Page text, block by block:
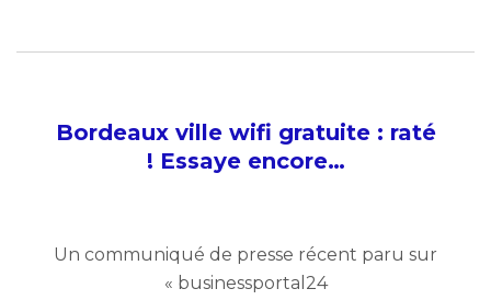
Bordeaux ville wifi gratuite : raté
! Essaye encore…
Un communiqué de presse récent paru sur
« businessportal24